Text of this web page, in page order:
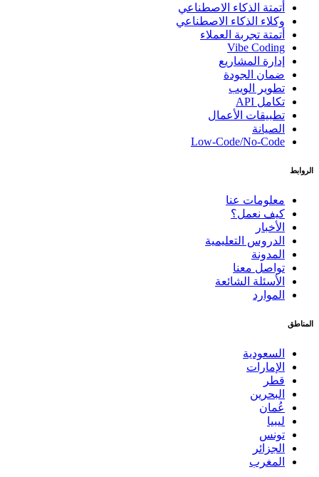
أتمتة الذكاء الاصطناعي
وكلاء الذكاء الاصطناعي
أتمتة تجربة العملاء
Vibe Coding
إدارة المشاريع
ضمان الجودة
تطوير الويب
تكامل API
تطبيقات الأعمال
الصيانة
Low-Code/No-Code
الروابط
معلومات عنا
كيف نعمل؟
الأخبار
الدروس التعليمية
المدونة
تواصل معنا
الأسئلة الشائعة
الموارد
المناطق
السعودية
الإمارات
قطر
البحرين
عُمان
ليبيا
تونس
الجزائر
المغرب